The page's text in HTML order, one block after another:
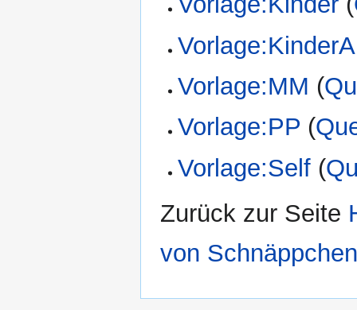
Vorlage:KinderA
Vorlage:MM (
Vorlage:PP (
Vorlage:Self (
Zurück zur Seite
von Schnäppchen